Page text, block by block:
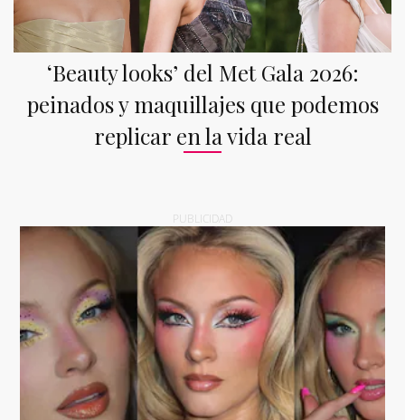
‘Beauty looks’ del Met Gala 2026:
peinados y maquillajes que podemos
replicar en la vida real
PUBLICIDAD